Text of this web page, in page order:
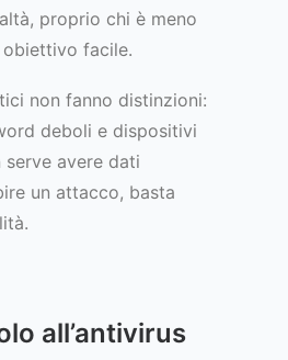
proprio chi è meno
facile.
non fanno distinzioni:
deboli e dispositivi
avere dati
un attacco, basta
all’antivirus